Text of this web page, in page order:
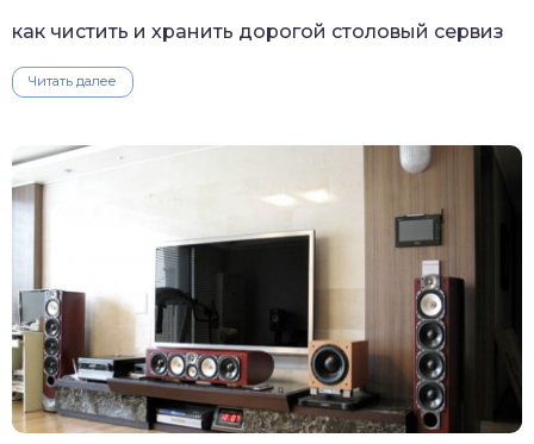
как чистить и хранить дорогой столовый сервиз
Читать далее